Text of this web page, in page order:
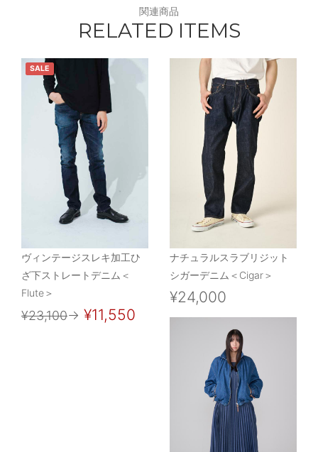
関連商品
RELATED ITEMS
SALE
ヴィンテージスレキ加工ひ
ざ下ストレートデニム＜
Flute＞
¥23,100→ ¥11,550
ナチュラルスラブリジット
シガーデニム＜Cigar＞
¥24,000